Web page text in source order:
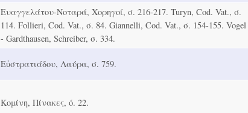
Ευαγγελάτου-Νοταρά, Χορηγοί, σ. 216-217. Turyn, Cod. Vat., σ.
114. Follieri, Cod. Vat., σ. 84. Giannelli, Cod. Vat., σ. 154-155. Vogel
- Gardthausen, Schreiber, σ. 334.
Εὐστρατιάδου, Λαύρα, σ. 759.
Κομίνη, Πίνακες, ó. 22.